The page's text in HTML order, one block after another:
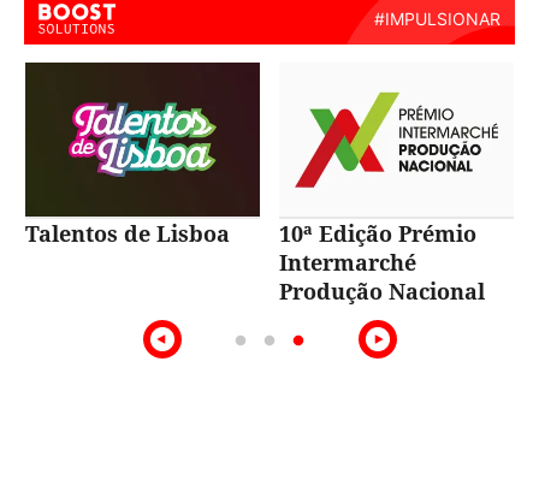
Talentos de Lisboa
10ª Edição Prémio
Intermarché
Produção Nacional